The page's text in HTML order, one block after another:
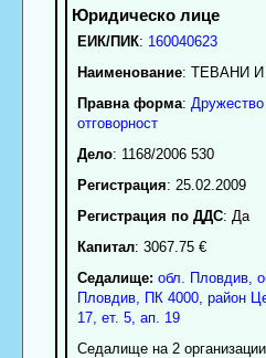
ЕИК/ПИК: 160040623
Наименование: ТЕВАНИ
Правна форма: Дружество
отговорност
Дело: 1168/2006 530
Регистрация: 25.02.2009
Регистрация по ДДС: Да
Капитал: 3067.75 €
Седалище: обл. Пловдив,
Пловдив, ПК 4000, район
17, ет. 5, ап. 19
Седалище на 2 организации